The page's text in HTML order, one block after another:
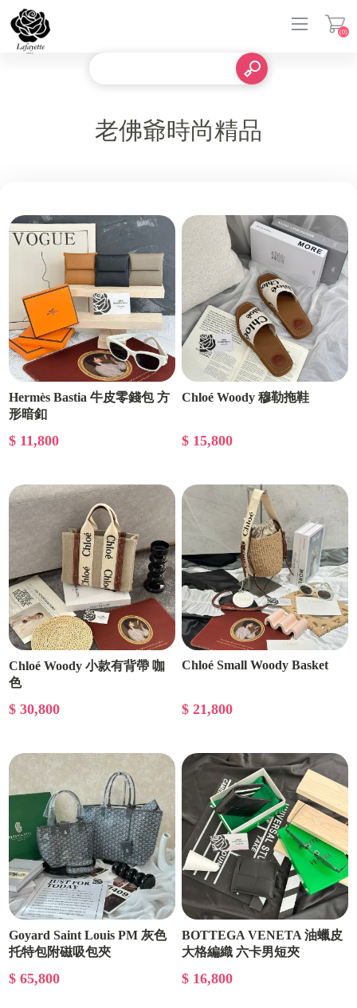
(0)
老佛爺時尚精品
Hermès Bastia 牛皮零錢包 方
形暗釦
$ 11,800
Chloé Woody 穆勒拖鞋
$ 15,800
Chloé Woody 小款有背帶 咖
色
$ 30,800
Chloé Small Woody Basket
$ 21,800
Goyard Saint Louis PM 灰色
托特包附磁吸包夾
$ 65,800
BOTTEGA VENETA 油蠟皮
大格編織 六卡男短夾
$ 16,800